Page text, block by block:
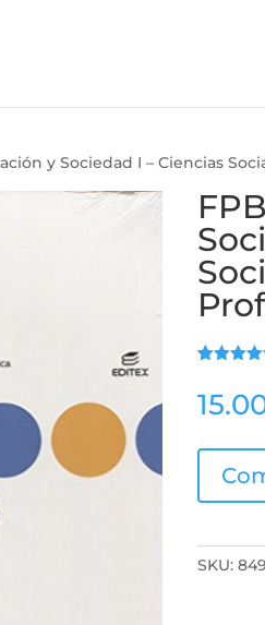
y Sociedad I – Ciencias
con
5.00
5 en
cliente
SKU: